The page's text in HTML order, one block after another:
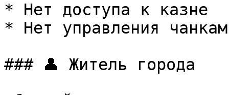
* Нет доступа к казне
* Нет управления
### 👤 Житель города